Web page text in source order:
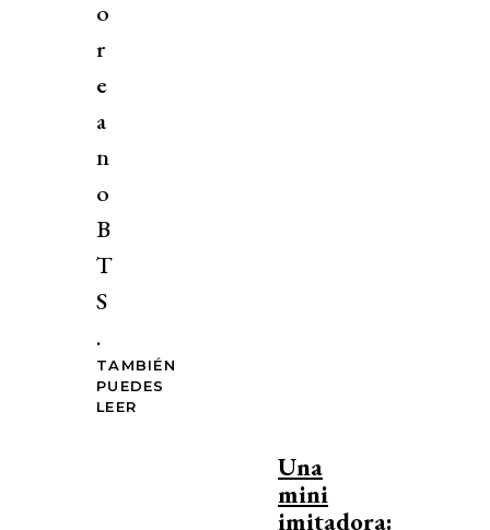
o
r
e
a
n
o
B
T
S
.
TAMBIÉN
PUEDES
LEER
Una
mini
imitadora: